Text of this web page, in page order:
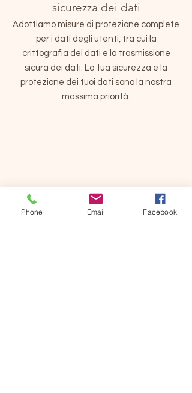
sicurezza dei dati
Adottiamo misure di protezione complete
per i dati degli utenti, tra cui la
crittografia dei dati e la trasmissione
sicura dei dati. La tua sicurezza e la
protezione dei tuoi dati sono la nostra
massima priorità.
Phone Email Facebook